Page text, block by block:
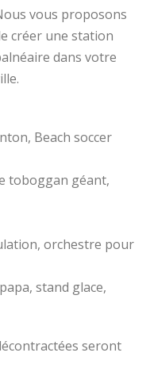
vous proposons
créer une station
dans votre
Beach soccer
toboggan géant,
orchestre pour
stand glace,
seront